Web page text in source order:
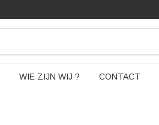
WIE ZIJN WIJ ? CONTACT